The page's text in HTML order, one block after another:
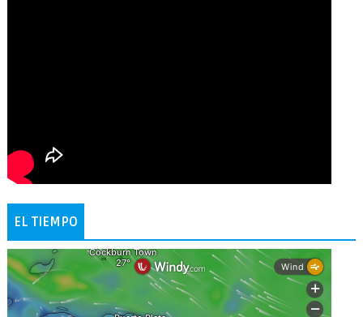
EL TIEMPO